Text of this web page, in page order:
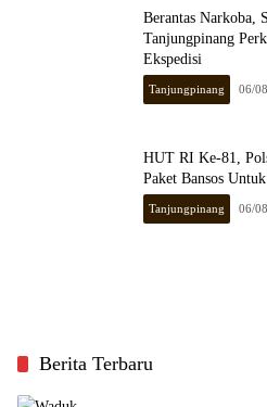
Berantas Narkoba,
Tanjungpinang
Ekspedisi
Tanjungpinang 06/
HUT RI Ke-81,
Paket Bansos
Tanjungpinang 06/
Berita Terbaru